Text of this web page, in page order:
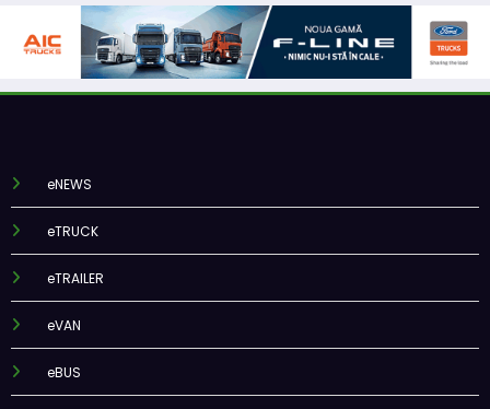
eNEWS
eTRUCK
eTRAILER
eVAN
eBUS